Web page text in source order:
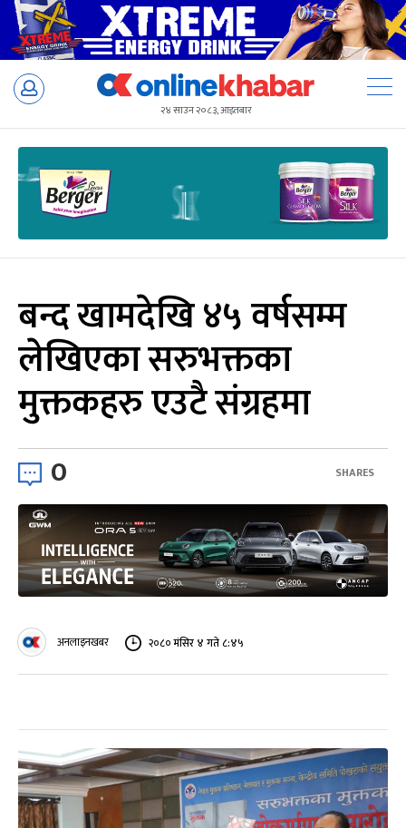
Skip
२४ साउन २०८३, आइतबार
बन्द खामदेखि ४५ वर्षसम्म
लेखिएका सरुभक्तका
मुक्तकहरु एउटै संग्रहमा
0 SHARES
अनलाइनखबर २०८० मंसिर ४ गते ८:४५